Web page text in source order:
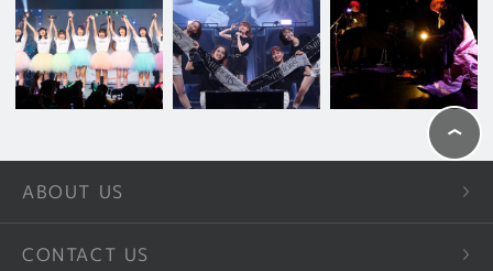
ABOUT US
CONTACT US